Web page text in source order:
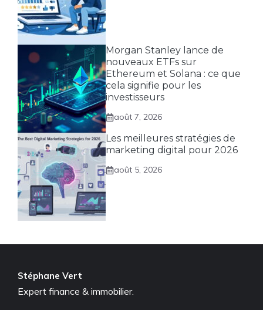
Morgan Stanley lance de
nouveaux ETFs sur
Ethereum et Solana : ce que
cela signifie pour les
investisseurs
août 7, 2026
Les meilleures stratégies de
marketing digital pour 2026
août 5, 2026
Stéphane Vert
Expert finance & immobilier.